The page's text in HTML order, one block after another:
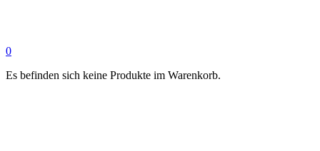
0
Es befinden sich keine Produkte im Warenkorb.